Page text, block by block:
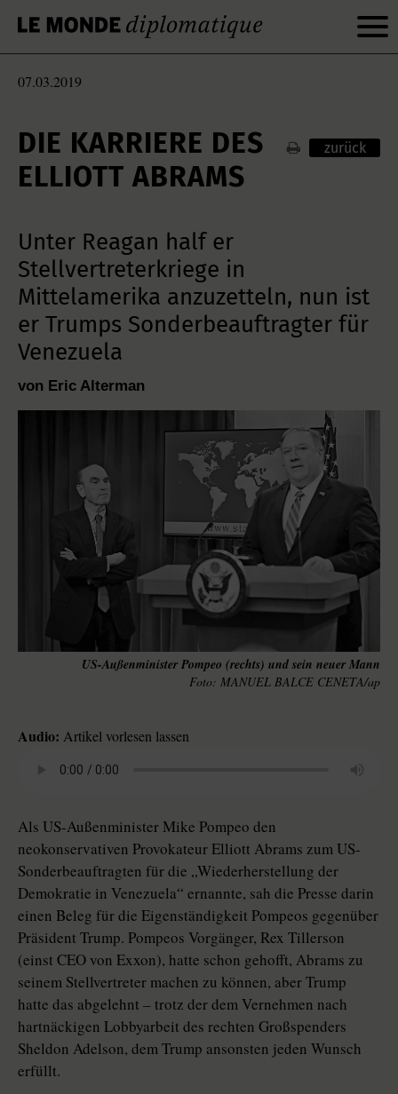
07.03.2019
DIE KARRIERE DES
ELLIOTT ABRAMS
zurück
Unter Reagan half er
Stellvertreterkriege in
Mittelamerika anzuzetteln, nun ist
er Trumps Sonderbeauftragter für
Venezuela
von Eric Alterman
US-Außenminister Pompeo (rechts) und sein neuer Mann
MANUEL BALCE CENETA/ap
Audio: Artikel vorlesen lassen
Als US-Außenminister Mike Pompeo den
neokonservativen Provokateur Elliott Abrams zum US-
Sonderbeauftragten für die „Wiederherstellung der
Demokratie in Venezuela“ ernannte, sah die Presse darin
einen Beleg für die Eigenständigkeit Pompeos gegenüber
Präsident Trump. Pompeos Vorgänger, Rex Tillerson
(einst CEO von Exxon), hatte schon gehofft, Abrams zu
seinem Stellvertreter machen zu können, aber Trump
hatte das abgelehnt – trotz der dem Vernehmen nach
hartnäckigen Lobbyarbeit des rechten Großspenders
Sheldon Adelson, dem Trump ansonsten jeden Wunsch
erfüllt.